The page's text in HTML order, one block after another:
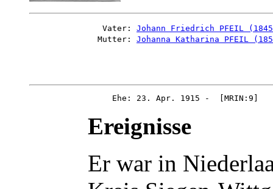
               Vater:
Johann Friedrich PFEIL
              Mutter:
Johanna Katharina PFEIL
Ereignisse
Er war in